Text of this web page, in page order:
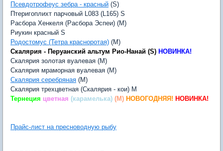
Псевдотрофеус зебра - красный (S)
Птеригоплихт парчовый L083 (L165) S
Расбора Хенкеля (Расбора Эспеи) (M)
Риукин красный S
Родостомус (Тетра красноротая) (M)
Скалярия - Перуанский альтум Рио-Нанай (S) НОВИНКА!
Скалярия золотая вуалевая (M)
Скалярия мраморная вуалевая (M)
Скалярия серебряная (M)
Скалярия трехцветная (Скалярия - кои) M
Тернеция цветная (карамелька) (M) НОВОГОДНЯЯ! НОВИНКА!
Прайс-лист на пресноводную рыбу